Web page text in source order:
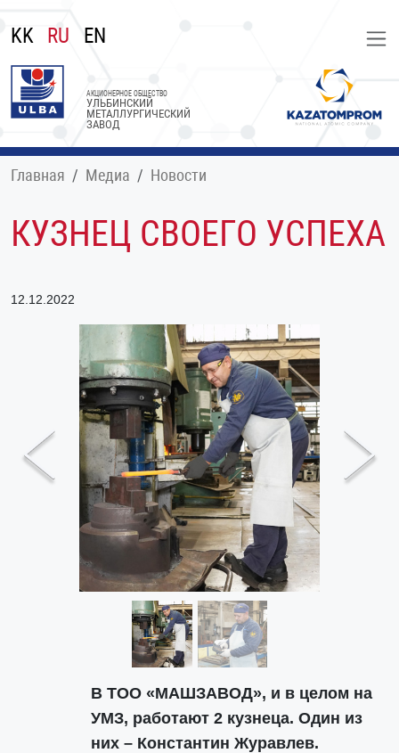
KK RU EN
УЛЬБИНСКИЙ
МЕТАЛЛУРГИЧЕСКИЙ
ЗАВОД
АКЦИОНЕРНОЕ ОБЩЕСТВО
Главная Медиа Новости
КУЗНЕЦ СВОЕГО УСПЕХА
12.12.2022
Previous Next
В ТОО «МАШЗАВОД», и в целом на
УМЗ, работают 2 кузнеца. Один из
них – Константин Журавлев.